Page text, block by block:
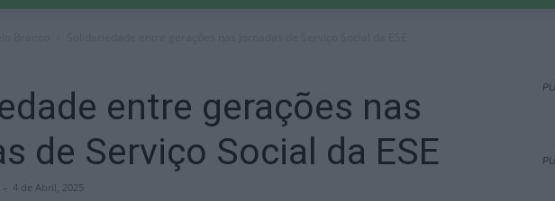
entre gerações nas
de Serviço Social da ESE
- 4 de Abril, 2025